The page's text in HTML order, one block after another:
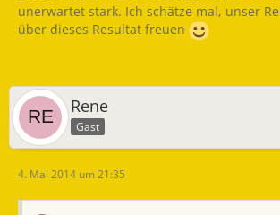
unerwartet stark. Ich schätze mal, unser
über dieses Resultat freuen
Rene
Gast
4. Mai 2014 um 21:35